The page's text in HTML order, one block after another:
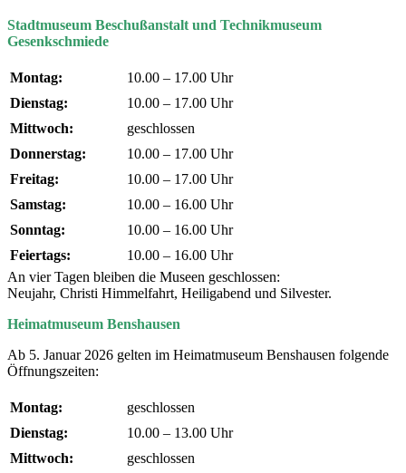
Stadtmuseum Beschußanstalt und Technikmuseum
Gesenkschmiede
Montag:
10.00 – 17.00 Uhr
Dienstag:
10.00 – 17.00 Uhr
Mittwoch:
geschlossen
Donnerstag:
10.00 – 17.00 Uhr
Freitag:
10.00 – 17.00 Uhr
Samstag:
10.00 – 16.00 Uhr
Sonntag:
10.00 – 16.00 Uhr
Feiertags:
10.00 – 16.00 Uhr
An vier Tagen bleiben die Museen geschlossen:
Neujahr, Christi Himmelfahrt, Heiligabend und Silvester.
Heimatmuseum Benshausen
Ab 5. Januar 2026 gelten im Heimatmuseum Benshausen folgende
Öffnungszeiten:
Montag:
geschlossen
Dienstag:
10.00 – 13.00 Uhr
Mittwoch:
geschlossen